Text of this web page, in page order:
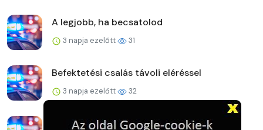
A legjobb, ha becsatolod
3 napja ezelőtt 31
Befektetési csalás távoli eléréssel
3 napja ezelőtt 32
Eltűnt Farkas Natália a XVII. kerületből